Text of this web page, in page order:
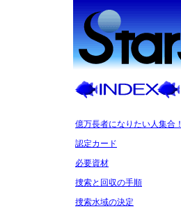
億万長者になりたい人集合！
認定カード
必要資材
捜索と回収の手順
捜索水域の決定